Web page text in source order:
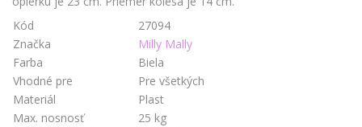
Kód
27094
Značka
Milly Mally
Farba
Biela
Vhodné pre
Pre všetkých
Materiál
Plast
Max. nosnosť
25 kg